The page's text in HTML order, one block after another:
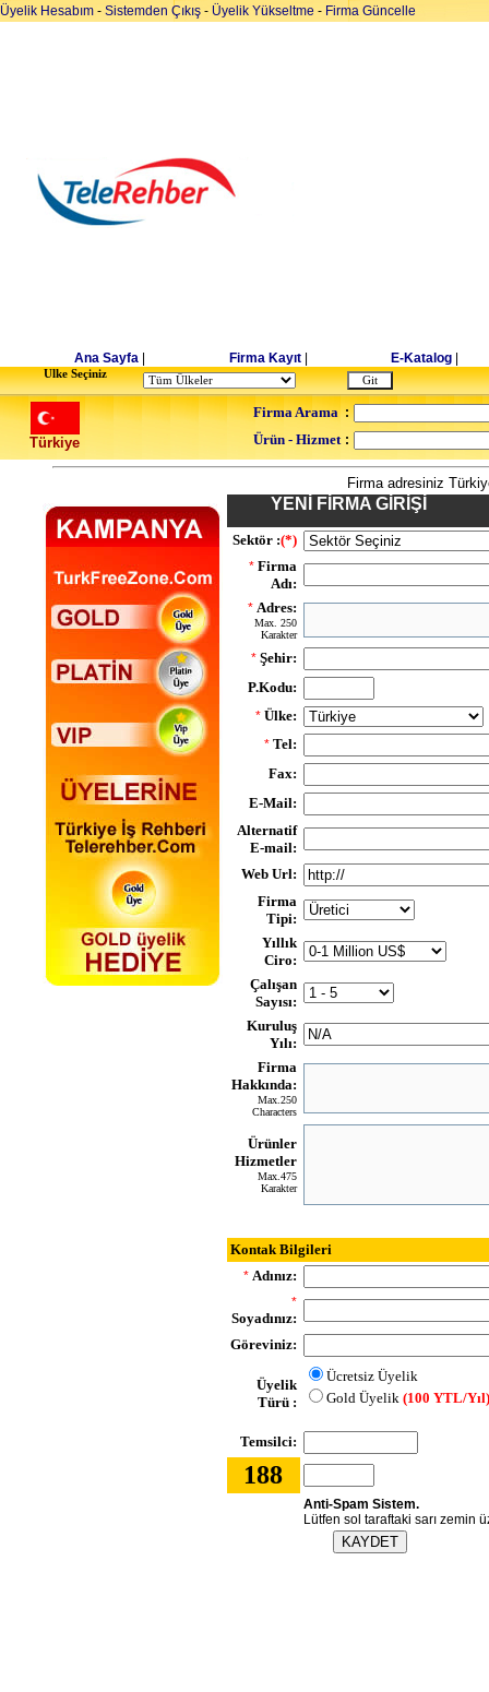
Üyelik Hesabım - Sistemden Çıkış - Üyelik Yükseltme - Firma Güncelle
Ana Sayfa Firma Kayıt E-Katalog|
Ulke Seçiniz
Türkiye
Firma Arama :
Ürün - Hizmet :
Firma adresiniz
YENİ FİRMA GİRİŞİ
Sektör :(*)
* Firma
Adı:
* Adres:
Max. 250
Karakter
* Şehir:
P.Kodu:
* Ülke:
* Tel:
Fax:
E-Mail:
Alternatif
E-mail:
Web Url:
Firma
Tipi:
Yıllık
Ciro:
Çalışan
Sayısı:
Kuruluş
Yılı:
Firma
Hakkında:
Max.250
Characters
Ürünler
Hizmetler
Max.475
Karakter
Kontak Bilgileri
* Adınız:
*
Soyadınız:
Göreviniz:
Üyelik
Türü :
Ücretsiz Üyelik
Gold Üyelik (100 YTL/Yıl)
Temsilci:
188
Anti-Spam Sistem.
Lütfen sol taraftaki sarı zemin